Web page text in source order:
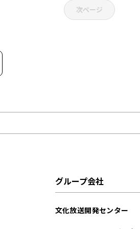
次ページ
グループ会社
文化放送開発センター